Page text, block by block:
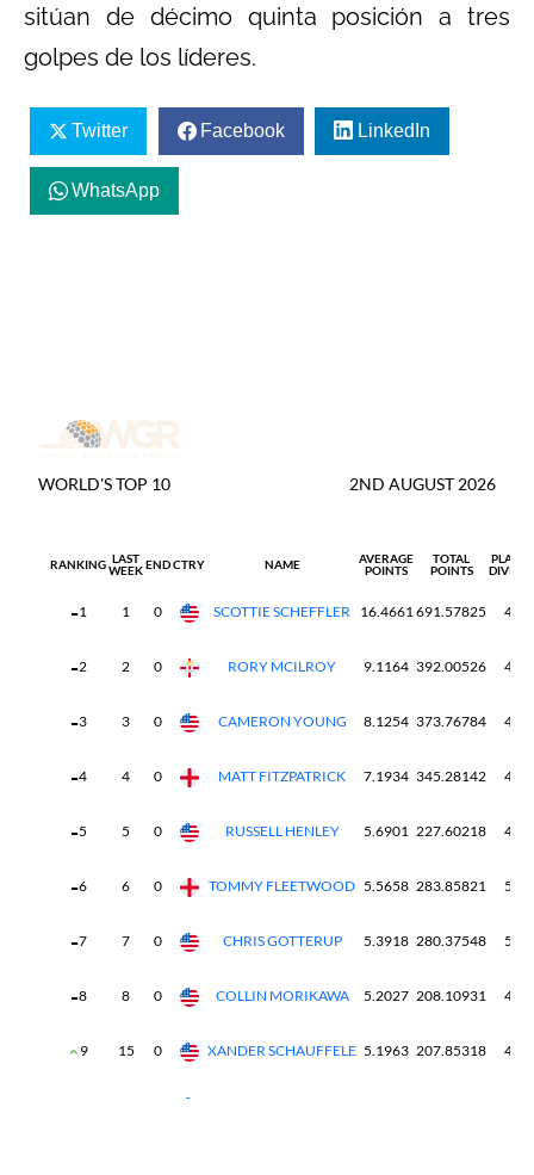
sitúan de décimo quinta posición a tres
golpes de los líderes.
Twitter Facebook LinkedIn
WhatsApp